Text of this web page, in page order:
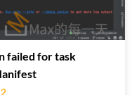
failed for task